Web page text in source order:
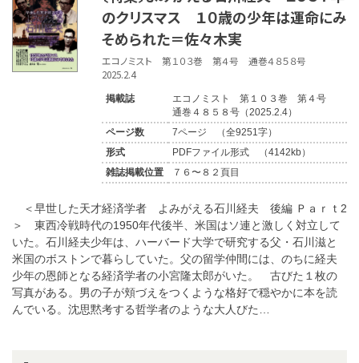
のクリスマス １０歳の少年は運命にみ
そめられた＝佐々木実
エコノミスト 第１０３巻 第４号 通巻４８５８号
2025.2.4
掲載誌
エコノミスト 第１０３巻 第４号
通巻４８５８号（2025.2.4）
ページ数
7ページ （全9251字）
形式
PDFファイル形式 （4142kb）
雑誌掲載位置
７６〜８２頁目
＜早世した天才経済学者 よみがえる石川経夫 後編 Ｐａｒｔ2
＞ 東西冷戦時代の1950年代後半、米国はソ連と激しく対立して
いた。石川経夫少年は、ハーバード大学で研究する父・石川滋と
米国のボストンで暮らしていた。父の留学仲間には、のちに経夫
少年の恩師となる経済学者の小宮隆太郎がいた。 古びた１枚の
写真がある。男の子が頬づえをつくような格好で穏やかに本を読
んでいる。沈思黙考する哲学者のような大人びた…